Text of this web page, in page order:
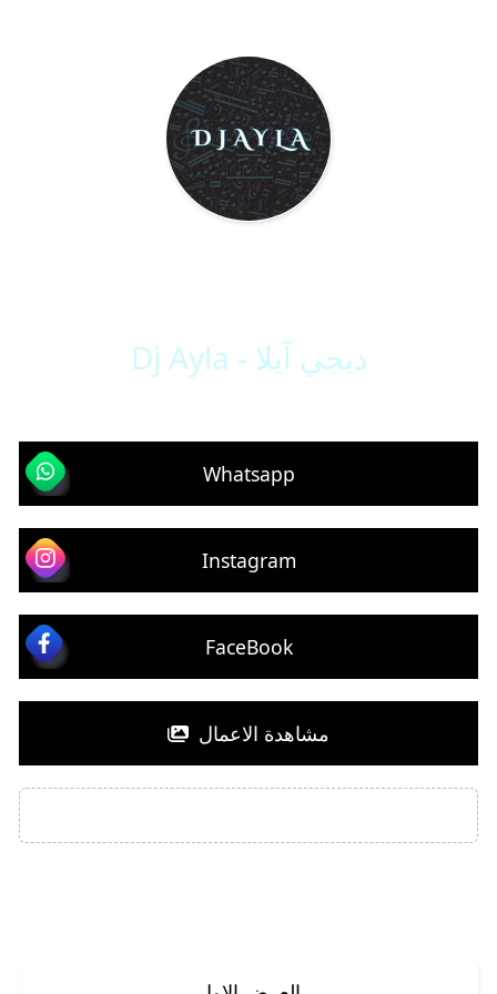
Dj Ayla - ديجي آيلا
Whatsapp
Instagram
FaceBook
مشاهدة الاعمال